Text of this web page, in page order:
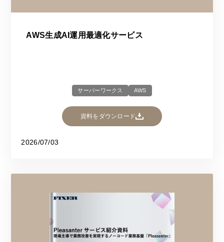
AWS生成AI運用最適化サービス
サーバーワークス AWS
資料をダウンロード
2026/07/03